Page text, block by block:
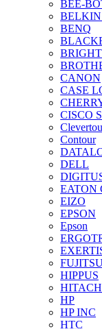
BEE-
BELKIN
BENQ
CANON
CASE
CISCO
Contour
DELL
EATON
EIZO
EPSON
Epson
HIPPUS
HP
HP INC
HTC